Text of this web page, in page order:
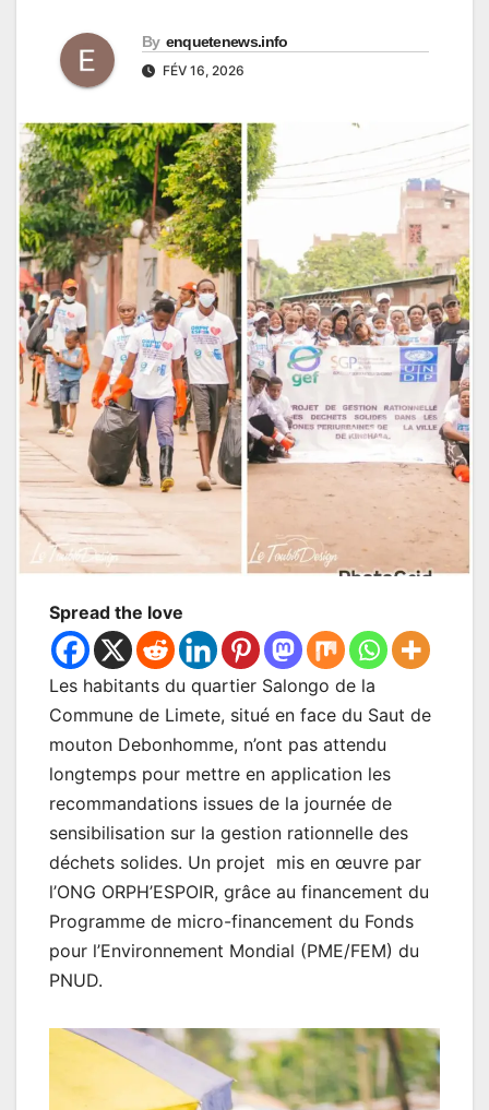
By enquetenews.info
FÉV 16, 2026
Spread the love
Les habitants du quartier Salongo de la
Commune de Limete, situé en face du Saut de
mouton Debonhomme, n’ont pas attendu
longtemps pour mettre en application les
recommandations issues de la journée de
sensibilisation sur la gestion rationnelle des
déchets solides. Un projet mis en œuvre par
l’ONG ORPH’ESPOIR, grâce au financement du
Programme de micro-financement du Fonds
pour l’Environnement Mondial (PME/FEM) du
PNUD.